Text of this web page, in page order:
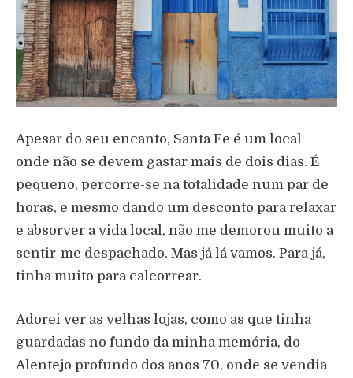
Apesar do seu encanto, Santa Fe é um local
onde não se devem gastar mais de dois dias. É
pequeno, percorre-se na totalidade num par de
horas, e mesmo dando um desconto para relaxar
e absorver a vida local, não me demorou muito a
sentir-me despachado. Mas já lá vamos. Para já,
tinha muito para calcorrear.
Adorei ver as velhas lojas, como as que tinha
guardadas no fundo da minha memória, do
Alentejo profundo dos anos 70, onde se vendia